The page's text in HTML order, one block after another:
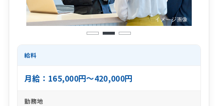
1 2 3
給料
月給：165,000円～420,000円
勤務地